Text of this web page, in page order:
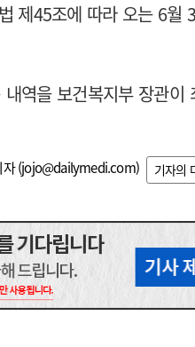
제45조에 따라 오는 6월
역을 보건복지부 장관이
(jojo@dailymedi.com) 기자의